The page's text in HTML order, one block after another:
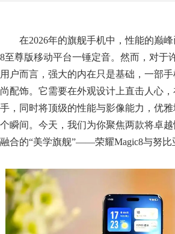
在2026年的旗舰手机中，性能的巅
8至尊版移动平台一锤定音。然而，对于
用户而言，强大的内在只是基础，一部
尚配饰。它需要在外观设计上直击人心
手，同时将顶级的性能与影像能力，优
个瞬间。今天，我们为你聚焦两款将卓
融合的“美学旗舰”——荣耀Magic8与努比